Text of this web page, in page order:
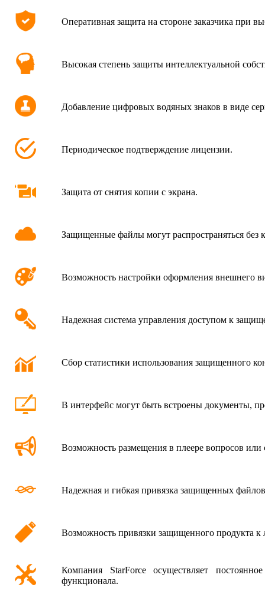
Оперативная защита на стороне заказчика при
Высокая степень защиты интеллектуальной
Добавление цифровых водяных знаков в виде
Периодическое подтверждение лицензии.
Защита от снятия копии с экрана.
Защищенные файлы могут распространяться без
Возможность настройки оформления внешнего
Надежная система управления доступом к
Сбор статистики использования защищенного
В интерфейс могут быть встроены документы,
Возможность размещения в плеере вопросов или
Надежная и гибкая привязка защищенных
Возможность привязки защищенного продукта
Компания StarForce осуществляет
функционала.